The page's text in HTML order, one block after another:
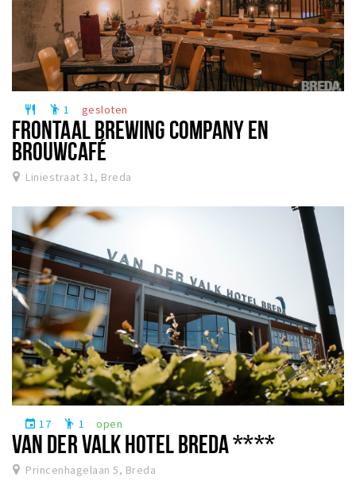
restaurant emoji_people 1 gesloten
FRONTAAL BREWING COMPANY EN
BROUWCAFÉ
Liniestraat 31, Breda
event 17 emoji_people 1 open
VAN DER VALK HOTEL BREDA ****
Princenhagelaan 5, Breda